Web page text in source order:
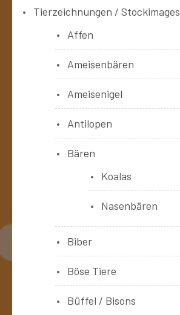
Tierzeichnungen / Stockimages
Affen
Ameisenbären
Ameisenigel
Antilopen
Bären
Koalas
Nasenbären
Biber
Böse Tiere
Büffel / Bisons